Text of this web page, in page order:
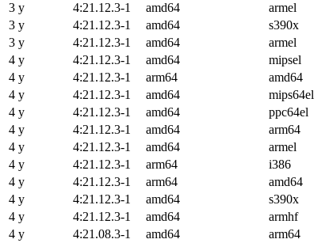
3 y
4:21.12.3-1 amd64 armel
3 y
4:21.12.3-1 amd64 s390x
3 y
4:21.12.3-1 amd64 armel
4 y
4:21.12.3-1 amd64 mipsel
4 y
4:21.12.3-1 arm64 amd64
4 y
4:21.12.3-1 amd64 mips64el
4 y
4:21.12.3-1 amd64 ppc64el
4 y
4:21.12.3-1 amd64 arm64
4 y
4:21.12.3-1 amd64 armel
4 y
4:21.12.3-1 arm64 i386
4 y
4:21.12.3-1 arm64 amd64
4 y
4:21.12.3-1 amd64 s390x
4 y
4:21.12.3-1 amd64 armhf
4 y
4:21.08.3-1 amd64 arm64